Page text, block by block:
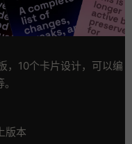
，10个卡片设计，可以编
版本